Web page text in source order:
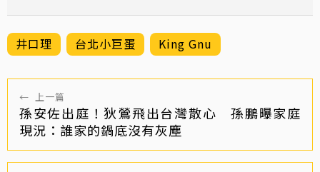
井口理 台北小巨蛋 King Gnu
← 上一篇
孫安佐出庭！狄鶯飛出台灣散心 孫鵬曝家庭
現況：誰家的鍋底沒有灰塵